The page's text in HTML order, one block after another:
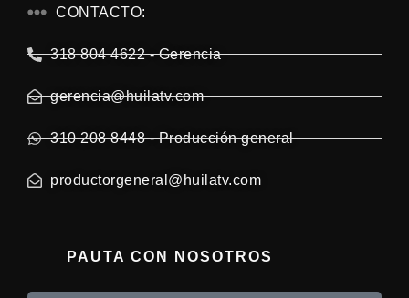
CONTACTO:
318 804 4622 - Gerencia
gerencia@huilatv.com
310 208 8448 - Producción general
productorgeneral@huilatv.com
PAUTA CON NOSOTROS